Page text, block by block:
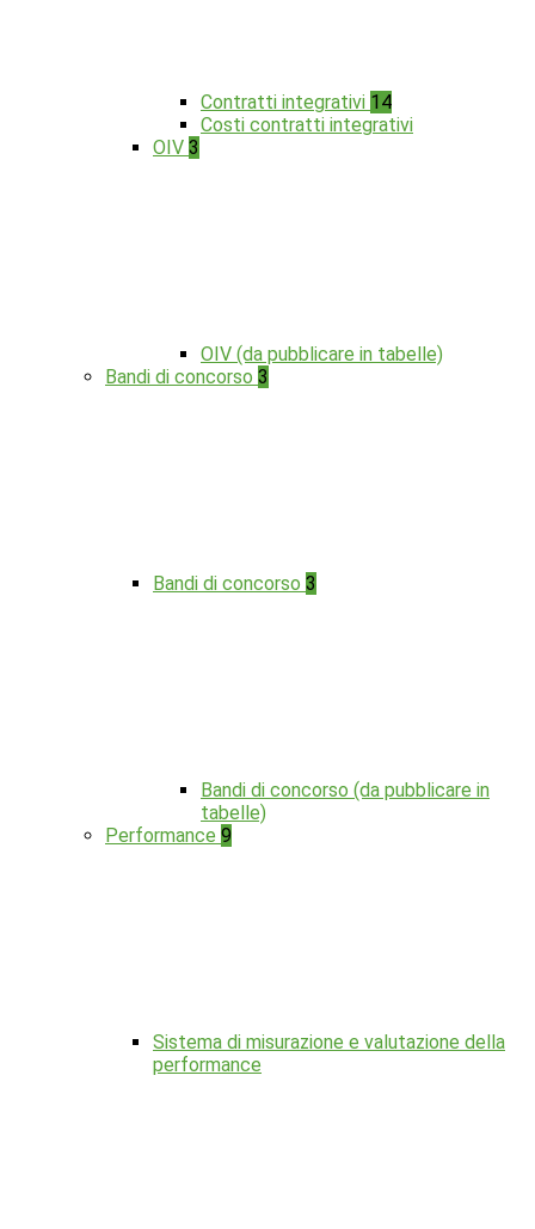
Contratti integrativi 14
Costi contratti integrativi
OIV 3
OIV (da pubblicare in tabelle)
Bandi di concorso 3
Bandi di concorso 3
Bandi di concorso (da pubblicare in
tabelle)
Performance 9
Sistema di misurazione e valutazione della
performance